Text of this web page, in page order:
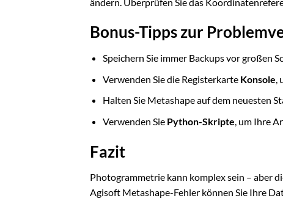
Bonus-Tipps zur
Speichern Sie immer Backups vor großen
Verwenden Sie die Registerkarte Konsole
Halten Sie Metashape auf dem neuesten
Verwenden Sie Python-Skripte, um Ihre
Fazit
Photogrammetrie kann komplex sein – aber
Agisoft Metashape-Fehler können Sie Ihre